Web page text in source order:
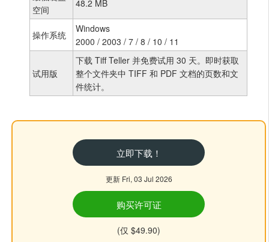
空间
48.2 MB
操作系统
Windows
2000 / 2003 / 7 / 8 / 10 / 11
试用版
下载 Tiff Teller 并免费试用 30 天。即时获取
整个文件夹中 TIFF 和 PDF 文档的页数和文
件统计。
立即下载！
更新 Fri, 03 Jul 2026
购买许可证
(仅 $49.90)